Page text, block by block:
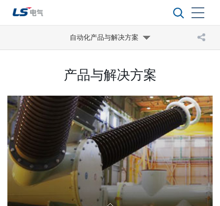
自动化产品与解决方案
产品与解决方案